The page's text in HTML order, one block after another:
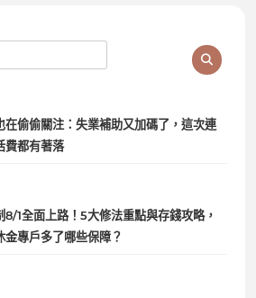
在偷偷關注：失業補助又加碼了，這次連
費都有著落
8/1全面上路！5大修法重點與存錢攻略，
金專戶多了哪些保障？